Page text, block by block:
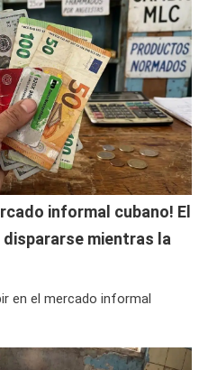
informal cubano! El
dispararse mientras la
en el mercado informal